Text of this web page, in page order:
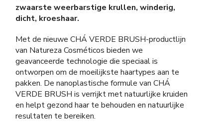
zwaarste weerbarstige krullen, winderig,
dicht, kroeshaar.
Met de nieuwe CHÁ VERDE BRUSH-productlijn
van Natureza Cosméticos bieden we
geavanceerde technologie die speciaal is
ontworpen om de moeilijkste haartypes aan te
pakken. De nanoplastische formule van CHÁ
VERDE BRUSH is verrijkt met natuurlijke kruiden
en helpt gezond haar te behouden en natuurlijke
resultaten te bereiken.